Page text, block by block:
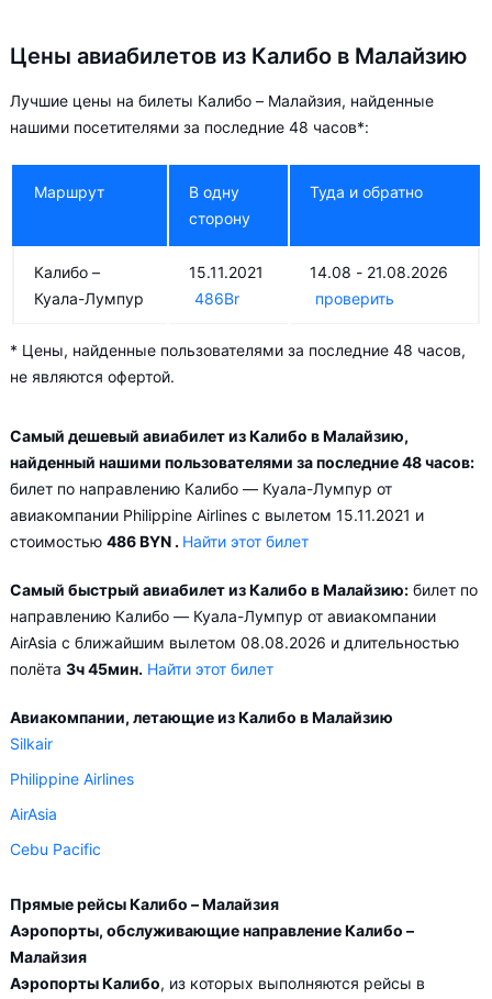
Прямые рейсы из Калибо в Малайзию
Самый простой способ оказаться в месте назначения —
прямой перелёт. Прямые рейсы из Калибо в Малайзию
AirAsia в Куала-Лумпур (ежедневно, рейс AK609)
Aviasales.by советует купить авиабилеты из Калибо –
Малайзия заранее, чтобы вы могли выбирать условия
перелёта, ориентируясь на свои пожелания и финансовые
Цены авиабилетов из Калибо в Малайзию
Лучшие цены на билеты Калибо – Малайзия, найденные
нашими посетителями за последние 48 часов*:
Маршрут
В одну
сторону
Туда и обратно
Калибо –
Куала-Лумпур
15.11.2021
486Br
14.08 - 21.08.2026
проверить
* Цены, найденные пользователями за последние 48 часов,
не являются офертой.
Самый дешевый авиабилет из Калибо в Малайзию,
найденный нашими пользователями за последние 48 часов:
билет по направлению Калибо — Куала-Лумпур от
авиакомпании Philippine Airlines с вылетом 15.11.2021 и
стоимостью 486 BYN . Найти этот билет
Самый быстрый авиабилет из Калибо в Малайзию: билет по
направлению Калибо — Куала-Лумпур от авиакомпании
AirAsia с ближайшим вылетом 08.08.2026 и длительностью
полёта 3ч 45мин. Найти этот билет
Авиакомпании, летающие из Калибо в Малайзию
Silkair
Philippine Airlines
AirAsia
Cebu Pacific
Прямые рейсы Калибо – Малайзия
Аэропорты, обслуживающие направление Калибо –
Малайзия
Аэропорты Калибо, из которых выполняются рейсы в